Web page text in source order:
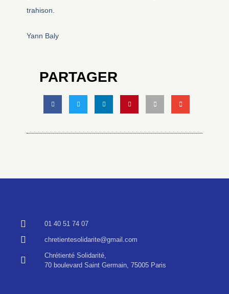
trahison.
Yann Baly
PARTAGER
01 40 51 74 07
chretientesolidarite@gmail.com
Chrétienté Solidarité,
70 boulevard Saint Germain, 75005 Paris